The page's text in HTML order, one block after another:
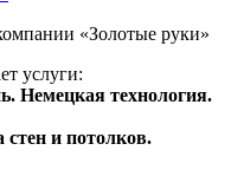
«Золотые руки»
услуги:
Немецкая технология.
и потолков.